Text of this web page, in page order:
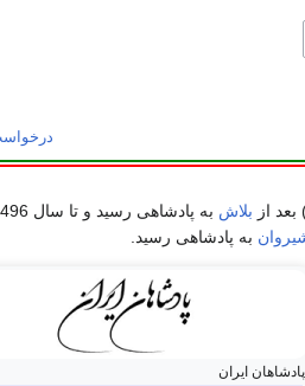
بلاش
به پادشاهی رسید.
پادشاهان ایران